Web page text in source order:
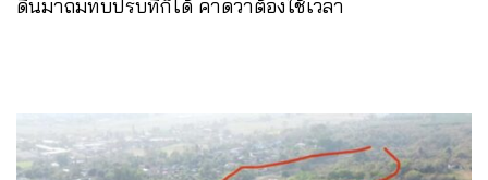
ดินมาถมทับปรับที่ก็ได้ คาดว่าต้องใช้เวลา